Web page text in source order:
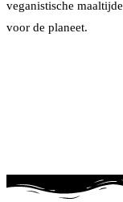
veganistische
voor de planeet.